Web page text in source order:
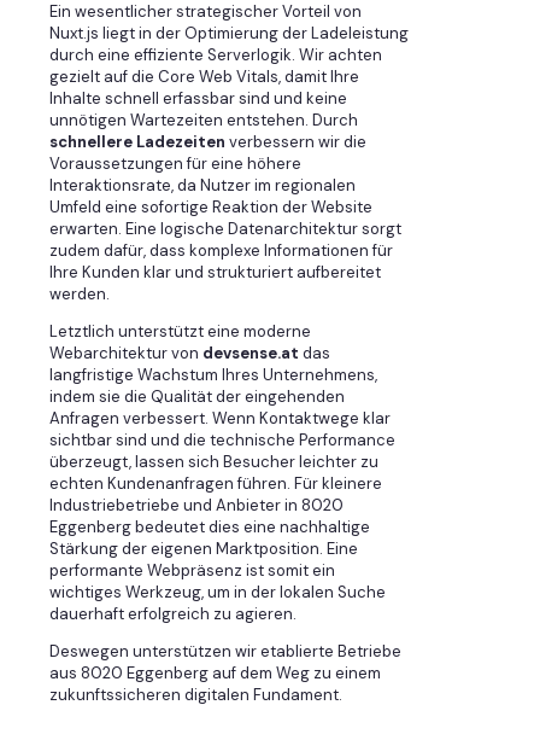
Ein wesentlicher strategischer Vorteil von
Nuxt.js liegt in der Optimierung der Ladeleistung
durch eine effiziente Serverlogik. Wir achten
gezielt auf die Core Web Vitals, damit Ihre
Inhalte schnell erfassbar sind und keine
unnötigen Wartezeiten entstehen. Durch
schnellere Ladezeiten verbessern wir die
Voraussetzungen für eine höhere
Interaktionsrate, da Nutzer im regionalen
Umfeld eine sofortige Reaktion der Website
erwarten. Eine logische Datenarchitektur sorgt
zudem dafür, dass komplexe Informationen für
Ihre Kunden klar und strukturiert aufbereitet
werden.
Letztlich unterstützt eine moderne
Webarchitektur von devsense.at das
langfristige Wachstum Ihres Unternehmens,
indem sie die Qualität der eingehenden
Anfragen verbessert. Wenn Kontaktwege klar
sichtbar sind und die technische Performance
überzeugt, lassen sich Besucher leichter zu
echten Kundenanfragen führen. Für kleinere
Industriebetriebe und Anbieter in 8020
Eggenberg bedeutet dies eine nachhaltige
Stärkung der eigenen Marktposition. Eine
performante Webpräsenz ist somit ein
wichtiges Werkzeug, um in der lokalen Suche
dauerhaft erfolgreich zu agieren.
Deswegen unterstützen wir etablierte Betriebe
aus 8020 Eggenberg auf dem Weg zu einem
zukunftssicheren digitalen Fundament.